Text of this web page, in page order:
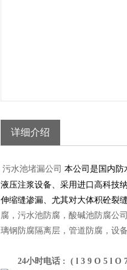
详细介绍
污水池堵漏公司 本公司是国内防
液压注浆设备、采用进口高科技
伸缩缝渗漏、尤其对大体积砼裂
腐，污水池防腐，酸碱池防腐公
璃钢防腐隔离层，管道防腐，设
24小时电话 : ( l 3 9 O 5 l O